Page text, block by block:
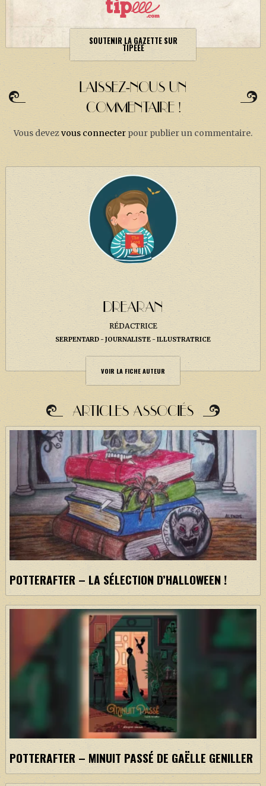
SOUTENIR LA GAZETTE SUR
TIPEEE
LAISSEZ-NOUS UN
COMMENTAIRE !
Vous devezvous connecter pour publier un commentaire.
DREARAN
RÉDACTRICE
SERPENTARD JOURNALISTE ILLUSTRATRICE
VOIR LA FICHE AUTEUR
ARTICLES ASSOCIÉS
POTTERAFTER – LA SÉLECTION D’HALLOWEEN !
POTTERAFTER – MINUIT PASSÉ DE GAËLLE GENILLER